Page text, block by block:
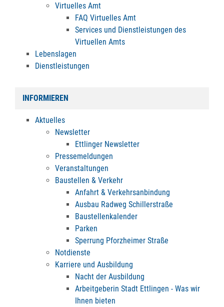
Virtuelles Amt
FAQ Virtuelles Amt
Services und Dienstleistungen des
Virtuellen Amts
Lebenslagen
Dienstleistungen
INFORMIEREN
Aktuelles
Newsletter
Ettlinger Newsletter
Pressemeldungen
Veranstaltungen
Baustellen & Verkehr
Anfahrt & Verkehrsanbindung
Ausbau Radweg Schillerstraße
Baustellenkalender
Parken
Sperrung Pforzheimer Straße
Notdienste
Karriere und Ausbildung
Nacht der Ausbildung
Arbeitgeberin Stadt Ettlingen - Was wir
Ihnen bieten